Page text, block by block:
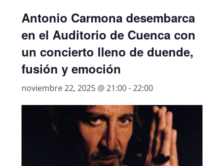
Antonio Carmona desembarca
en el Auditorio de Cuenca con
un concierto lleno de duende,
fusión y emoción
noviembre 22, 2025 @ 21:00-22:00